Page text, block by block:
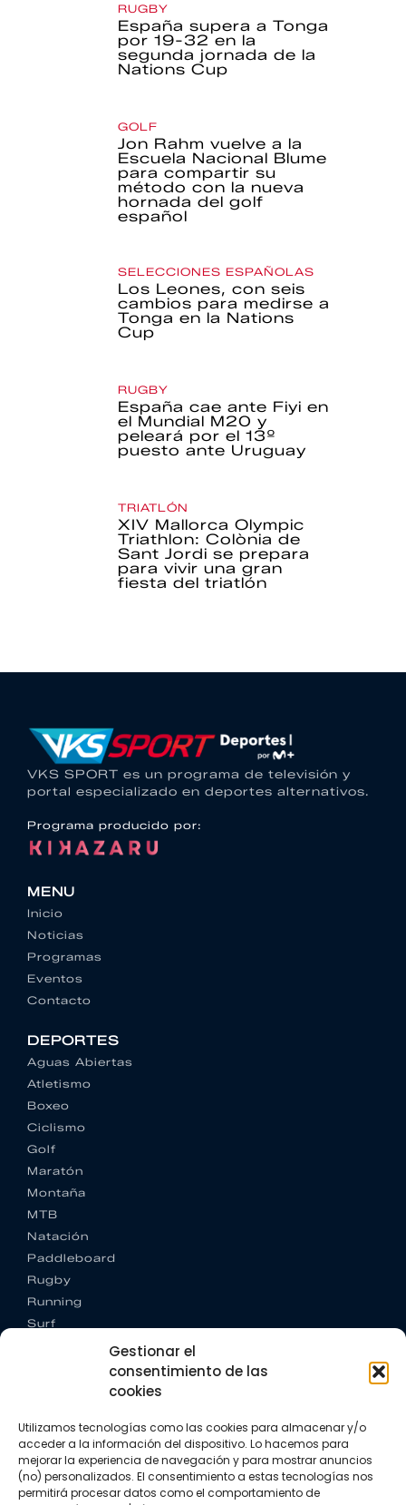
Gestionar el
consentimiento de las
cookies
Utilizamos tecnologías como las cookies para almacenar y/o
acceder a la información del dispositivo. Lo hacemos para
mejorar la experiencia de navegación y para mostrar anuncios
(no) personalizados. El consentimiento a estas tecnologías nos
permitirá procesar datos como el comportamiento de
RUGBY
España supera a Tonga
por 19-32 en la
segunda jornada de la
Nations Cup
GOLF
Jon Rahm vuelve a la
Escuela Nacional Blume
para compartir su
método con la nueva
hornada del golf
español
SELECCIONES ESPAÑOLAS
Los Leones, con seis
cambios para medirse a
Tonga en la Nations
Cup
RUGBY
España cae ante Fiyi en
el Mundial M20 y
peleará por el 13º
puesto ante Uruguay
TRIATLÓN
XIV Mallorca Olympic
Triathlon: Colònia de
Sant Jordi se prepara
para vivir una gran
fiesta del triatlón
VKS SPORT es un programa de televisión y
portal especializado en deportes alternativos.
Programa producido por:
MENU
Inicio
Noticias
Programas
Eventos
Contacto
DEPORTES
Aguas Abiertas
Atletismo
Boxeo
Ciclismo
Golf
Maratón
Montaña
MTB
Natación
Paddleboard
Rugby
Running
Surf
Trail running
+34 922 303 191
+34 662 342 177
info@vkssport.com
SÍGUENOS